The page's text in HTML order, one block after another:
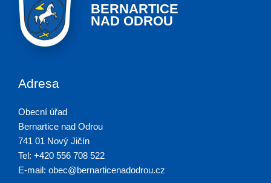
BERNARTICE
NAD ODROU
Adresa
Obecní úřad
Bernartice nad Odrou
741 01 Nový Jičín
Tel: +420 556 708 522
E-mail: obec@bernarticenadodrou.cz